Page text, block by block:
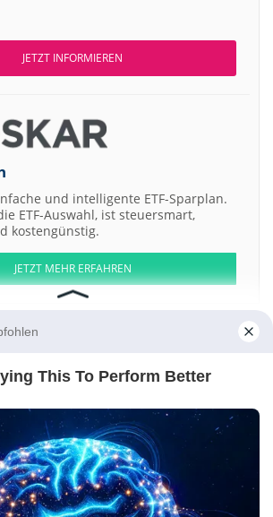
JETZT INFORMIEREN
und intelligente ETF-Sparplan.
ETF-Auswahl, ist steuersmart,
kostengünstig.
JETZT MEHR ERFAHREN
50 Dow Jones NASDAQ 100 Nikkei 225
Weitere Aktien:
Trus b CPI Europe ADL Ventures
Filatex India
-Werbung-Barrierefreiheit
-Disclaimer-AGB-Privatsphäre-Einstellungen
This To Perform Better